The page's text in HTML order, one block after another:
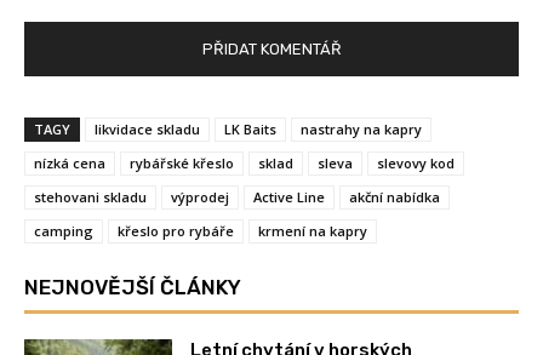
TAGY likvidace skladu LK Baits
nastrahy na kapry
nízká cena
rybářské křeslo sklad sleva
slevovy kod
stehovani skladu
výprodej Active Line
akční nabídka
camping
křeslo pro rybáře krmení na kapry
NEJNOVĚJŠÍ ČLÁNKY
Letní chytání v horských